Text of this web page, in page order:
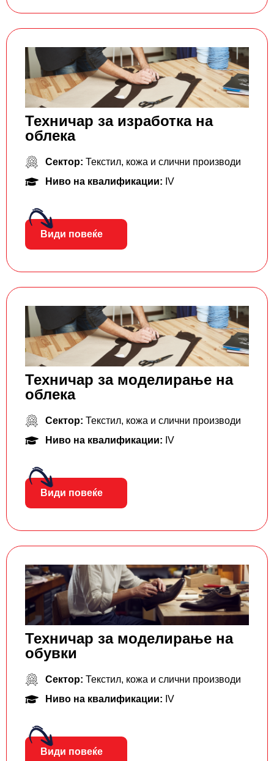
Техничар за изработка на
облека
Сектор: Текстил, кожа и слични производи
Ниво на квалификации: IV
Види повеќе
Техничар за моделирaње на
облека
Сектор: Текстил, кожа и слични производи
Ниво на квалификации: IV
Види повеќе
Техничар за моделирање на
обувки
Сектор: Текстил, кожа и слични производи
Ниво на квалификации: IV
Види повеќе